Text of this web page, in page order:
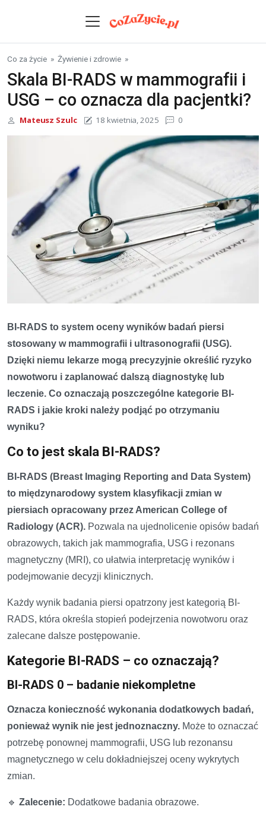
Co za życie » Żywienie i zdrowie »
Skala BI-RADS w mammografii i
USG – co oznacza dla pacjentki?
Mateusz Szulc 18 kwietnia, 2025 0
BI-RADS to system oceny wyników badań piersi
stosowany w mammografii i ultrasonografii (USG).
Dzięki niemu lekarze mogą precyzyjnie określić ryzyko
nowotworu i zaplanować dalszą diagnostykę lub
leczenie. Co oznaczają poszczególne kategorie BI-
RADS i jakie kroki należy podjąć po otrzymaniu
wyniku?
Co to jest skala BI-RADS?
BI-RADS (Breast Imaging Reporting and Data System)
to międzynarodowy system klasyfikacji zmian w
piersiach opracowany przez American College of
Radiology (ACR). Pozwala na ujednolicenie opisów badań
obrazowych, takich jak mammografia, USG i rezonans
magnetyczny (MRI), co ułatwia interpretację wyników i
podejmowanie decyzji klinicznych.
Każdy wynik badania piersi opatrzony jest kategorią BI-
RADS, która określa stopień podejrzenia nowotworu oraz
zalecane dalsze postępowanie.
Kategorie BI-RADS – co oznaczają?
BI-RADS 0 – badanie niekompletne
Oznacza konieczność wykonania dodatkowych badań,
ponieważ wynik nie jest jednoznaczny. Może to oznaczać
potrzebę ponownej mammografii, USG lub rezonansu
magnetycznego w celu dokładniejszej oceny wykrytych
zmian.
🔹 Zalecenie: Dodatkowe badania obrazowe.